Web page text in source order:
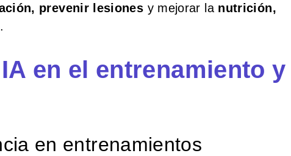
prevenir lesiones y mejorar la nutrición,
en el entrenamiento y
en entrenamientos